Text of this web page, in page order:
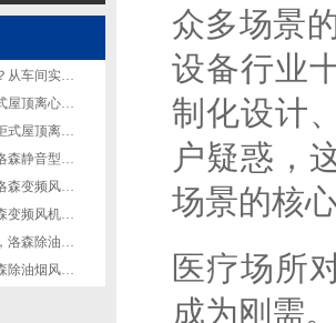
不锈钢材质风机好在哪？从车间实际使用场景说起
远离地面占用空间，柜式屋顶离心风机受到众多工厂青睐
屋顶通风设备怎么选？柜式屋顶离心风机适配多种工业场景
车间降噪通风怎么做，洛森静音型柜式离心风机适配高要求工况
多区域联合通风工程，洛森变频风机便于联动控制系统搭建
车间风量按需调节，洛森变频风机灵活匹配不同生产工况
风机油污堆积引发隐患，洛森除油烟风机便于日常清理维护
老旧饭店排烟改造，洛森除油烟风机适配原有管道不用大面积施工
众多场景
设备行业
制化设计
户疑惑，
场景的核
医疗场所
成为刚需